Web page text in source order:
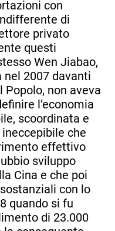
con
di
privato
questi
Wen Jiabao,
2007 davanti
Popolo, non aveva
l’economia
scoordinata e
che
effettivo
sviluppo
Cina e che poi
con lo
quando si fu
di 23.000